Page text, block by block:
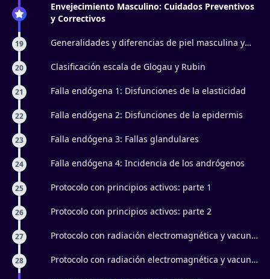
Envejecimiento Masculino: Cuidados Preventivos
y Correctivos
19
Generalidades y diferencias de piel masculina y
20 Clasificación escala de Glogau y Rubin
21 Falla endógena 1: Disfunciones de la elasticidad
22 Falla endógena 2: Disfunciones de la epidermis
23 Falla endógena 3: Fallas glandulares
24 Falla endógena 4: Incidencia de los andrógenos
25 Protocolo con principios activos: parte 1
26 Protocolo con principios activos: parte 2
27
Protocolo con radiación electromagnética y vacun
28
Protocolo con radiación electromagnética y vacun